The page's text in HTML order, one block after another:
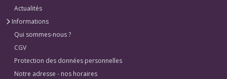
Actualités
Informations
Qui sommes-nous ?
CGV
Protection des données personnelles
Notre adresse - nos horaires